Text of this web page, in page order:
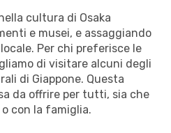
cultura di Osaka
e musei, e assaggiando
Per chi preferisce le
di visitare alcuni degli
di Giappone. Questa
da offrire per tutti, sia che
con la famiglia.